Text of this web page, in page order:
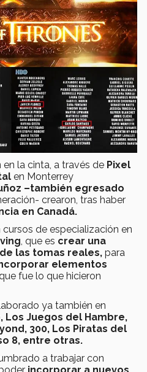
la cinta, a través de Pixel
en Monterrey
z –también egresado
crearon, tras haber
en Canadá.
de especialización en
, que es crear una
las tomas reales, para
elementos
fue lo que hicieron
ya también en
Los Juegos del Hambre,
300, Los Piratas del
8, entre otras.
a trabajar con
incorporar a nuevos